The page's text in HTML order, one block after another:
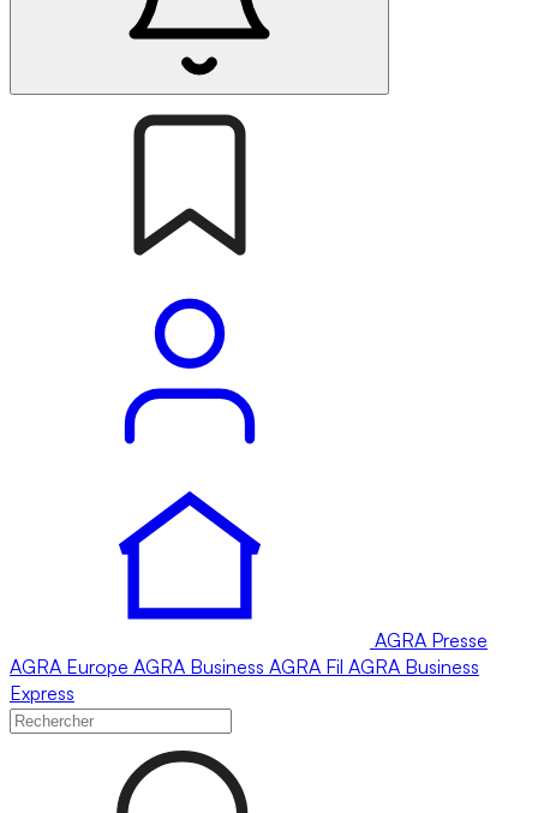
AGRA Presse
AGRA Europe AGRA Business AGRA Fil AGRA Business
Express